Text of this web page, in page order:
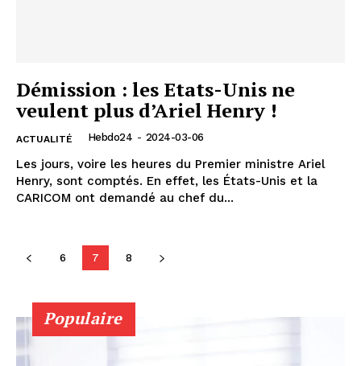
Démission : les Etats-Unis ne
veulent plus d’Ariel Henry !
ACTUALITÉ Hebdo24 - 2024-03-06
Les jours, voire les heures du Premier ministre Ariel
Henry, sont comptés. En effet, les États-Unis et la
CARICOM ont demandé au chef du...
6 7 8
Populaire